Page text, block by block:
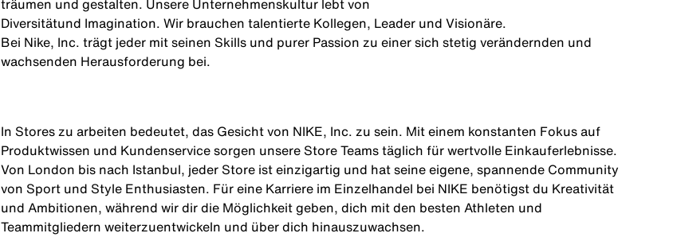
träumen und gestalten. Unsere Unternehmenskultur lebt von
Diversitätund Imagination. Wir brauchen talentierte Kollegen, Leader und Visionäre.
Bei Nike, Inc. trägt jeder mit seinen Skills und purer Passion zu einer sich stetig verändernden und
wachsenden Herausforderung bei.
In Stores zu arbeiten bedeutet, das Gesicht von NIKE, Inc. zu sein. Mit einem konstanten Fokus auf
Produktwissen und Kundenservice sorgen unsere Store Teams täglich für wertvolle Einkauferlebnisse.
Von London bis nach Istanbul, jeder Store ist einzigartig und hat seine eigene, spannende Community
von Sport und Style Enthusiasten. Für eine Karriere im Einzelhandel bei NIKE benötigst du Kreativität
und Ambitionen, während wir dir die Möglichkeit geben, dich mit den besten Athleten und
Teammitgliedern weiterzuentwickeln und über dich hinauszuwachsen.